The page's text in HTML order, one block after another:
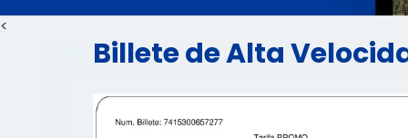
<
Billete de Alta